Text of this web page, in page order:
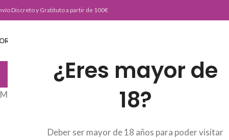
¿Eres mayor de
18?
Deber ser mayor de 18 años para poder visitar
Discreto y Gratituto a partir de 100€
JUGUETERIA
Mostrando el único resultado